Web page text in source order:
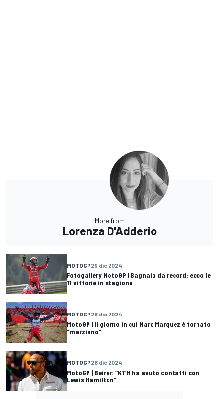
More from
Lorenza D'Adderio
MOTOGP29 dic 2024
Fotogallery MotoGP | Bagnaia da record: ecco le
11 vittorie in stagione
MOTOGP26 dic 2024
MotoGP | Il giorno in cui Marc Marquez è tornato
“marziano”
MOTOGP26 dic 2024
MotoGP | Beirer: “KTM ha avuto contatti con
Lewis Hamilton”